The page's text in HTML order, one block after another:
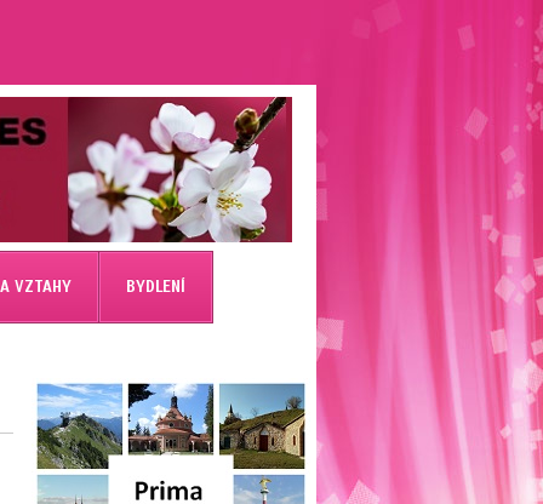
VZTAHY BYDLENÍ